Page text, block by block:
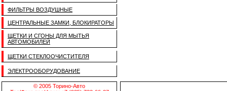
ФИЛЬТРЫ ВОЗДУШНЫЕ
ЦЕНТРАЛЬНЫЕ ЗАМКИ, БЛОКИРАТОРЫ
ЩЕТКИ И СГОНЫ ДЛЯ МЫТЬЯ
АВТОМОБИЛЕЙ
ЩЕТКИ СТЕКЛООЧИСТИТЕЛЯ
ЭЛЕКТРООБОРУДОВАНИЕ
© 2005 Торино-Авто